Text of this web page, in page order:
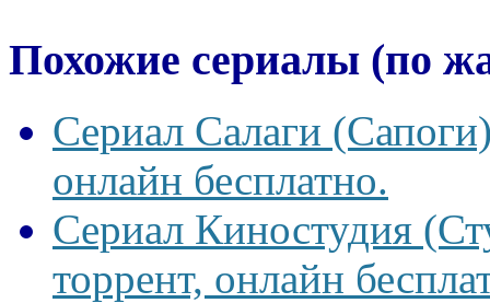
Похожие сериалы (по
Сериал Салаги
онлайн бесплатно.
Сериал Киностудия
торрент, онлайн